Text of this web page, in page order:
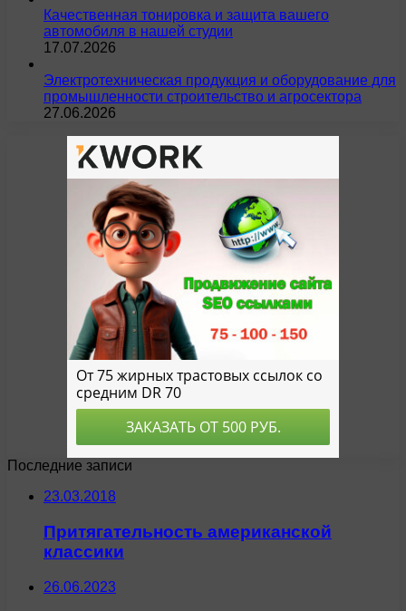
Качественная тонировка и защита вашего
автомобиля в нашей студии
17.07.2026
Электротехническая продукция и оборудование для
промышленности строительство и агросектора
27.06.2026
Последние записи
23.03.2018
Притягательность американской
классики
26.06.2023